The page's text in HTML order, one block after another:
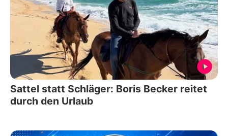
Sattel statt Schläger: Boris Becker reitet
durch den Urlaub